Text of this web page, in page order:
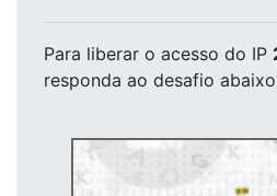
Para liberar o acesso do IP
responda ao desafio